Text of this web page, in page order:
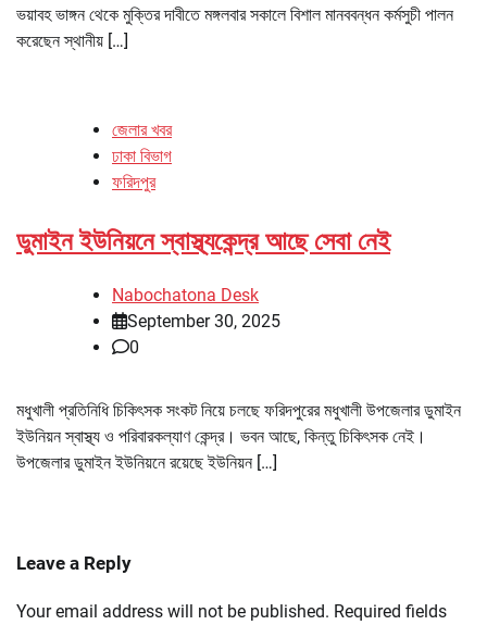
ভয়াবহ ভাঙ্গন থেকে মুক্তির দাবীতে মঙ্গলবার সকালে বিশাল মানববন্ধন কর্মসুচী পালন
করেছেন স্থানীয় […]
জেলার খবর
ঢাকা বিভাগ
ফরিদপুর
ডুমাইন ইউনিয়নে স্বাস্থ্যকেন্দ্র আছে সেবা নেই
Nabochatona Desk
September 30, 2025
0
মধুখালী প্রতিনিধি চিকিৎসক সংকট নিয়ে চলছে ফরিদপুরের মধুখালী উপজেলার ডুমাইন
ইউনিয়ন স্বাস্থ্য ও পরিবারকল্যাণ কেন্দ্র। ভবন আছে, কিন্তু চিকিৎসক নেই।
উপজেলার ডুমাইন ইউনিয়নে রয়েছে ইউনিয়ন […]
Leave a Reply
Your email address will not be published. Required fields